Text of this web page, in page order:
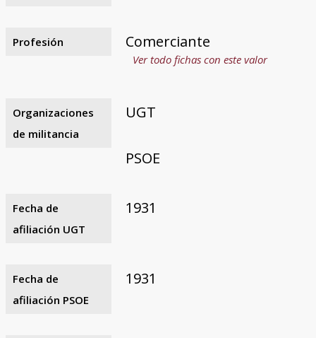
Profesión Comerciante
Ver todo fichas con este valor
Organizaciones
de militancia
UGT
PSOE
Fecha de
afiliación UGT
1931
Fecha de
afiliación PSOE
1931